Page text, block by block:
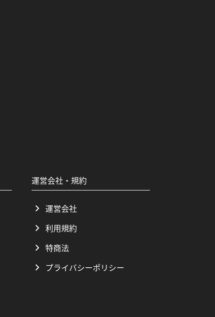
運営会社・規約
運営会社
利用規約
特商法
プライバシーポリシー